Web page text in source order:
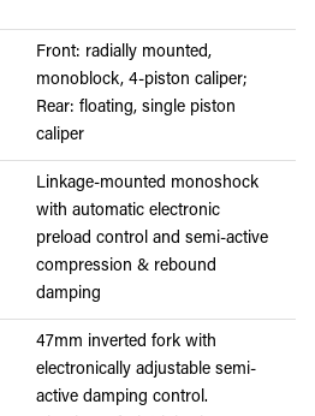
Front: radially mounted,
monoblock, 4-piston caliper;
Rear: floating, single piston
caliper
Linkage-mounted monoshock
with automatic electronic
preload control and semi-active
compression & rebound
damping
47mm inverted fork with
electronically adjustable semi-
active damping control.